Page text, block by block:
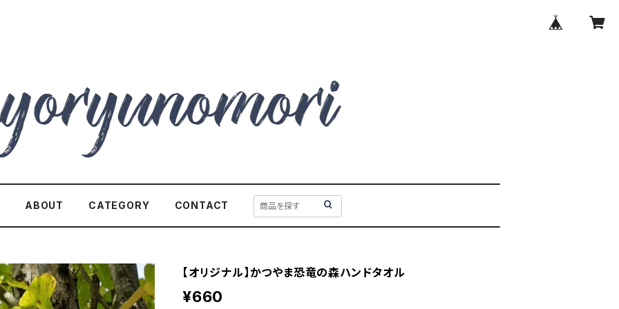
ABOUT CATEGORY CONTACT
【オリジナル】かつやま恐竜の森ハンドタオル
¥660